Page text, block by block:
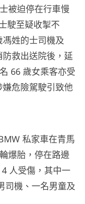
被迫停在行車慢
駛至疑收掣不
姓的士司機及
救出送院後，延
66 歲女乘客亦受
危險駕駛引致他
私家車在青馬
爆胎，停在路邊
人受傷，其中一
司機、一名男童及